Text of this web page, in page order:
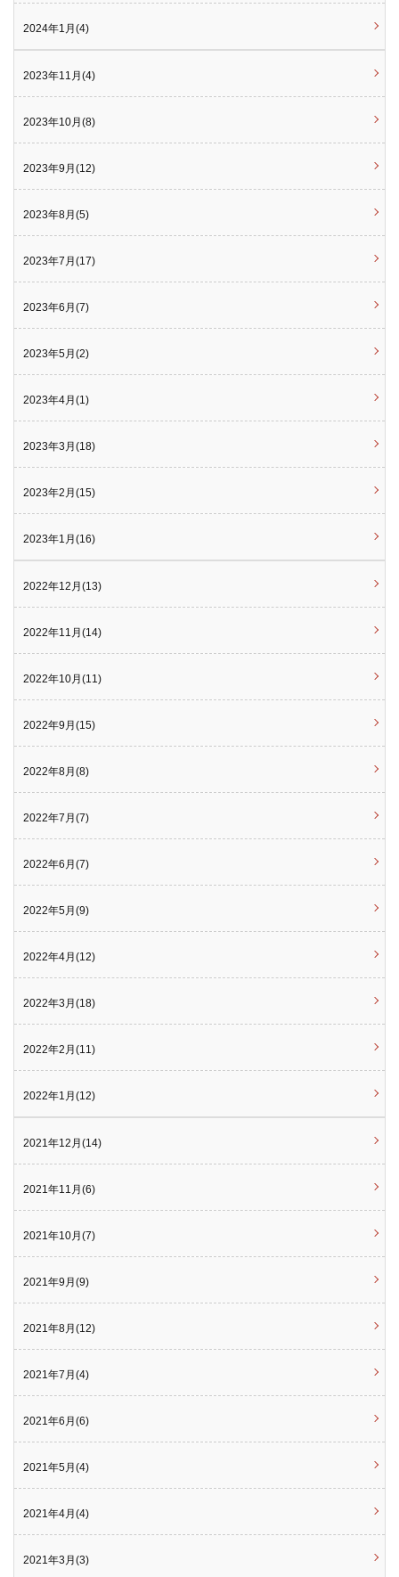
2024年1月(4)
2023年11月(4)
2023年10月(8)
2023年9月(12)
2023年8月(5)
2023年7月(17)
2023年6月(7)
2023年5月(2)
2023年4月(1)
2023年3月(18)
2023年2月(15)
2023年1月(16)
2022年12月(13)
2022年11月(14)
2022年10月(11)
2022年9月(15)
2022年8月(8)
2022年7月(7)
2022年6月(7)
2022年5月(9)
2022年4月(12)
2022年3月(18)
2022年2月(11)
2022年1月(12)
2021年12月(14)
2021年11月(6)
2021年10月(7)
2021年9月(9)
2021年8月(12)
2021年7月(4)
2021年6月(6)
2021年5月(4)
2021年4月(4)
2021年3月(3)